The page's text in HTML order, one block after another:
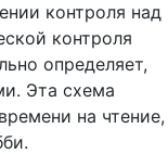
контроля над
контроля
определяет,
Эта схема
на чтение,